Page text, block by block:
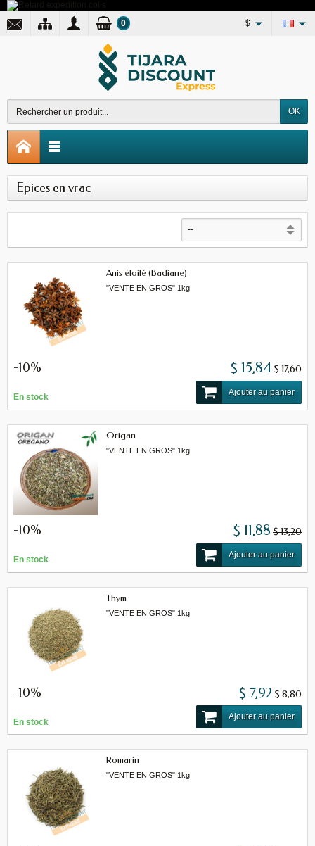
$
OK
0
Epices en vrac
Anis étoilé (Badiane)
"VENTE EN GROS" 1kg
-10% $ 15,84 $ 17,60
En stock
Ajouter au panier
Origan
"VENTE EN GROS" 1kg
-10% $ 11,88 $ 13,20
En stock
Ajouter au panier
Thym
"VENTE EN GROS" 1kg
-10% $ 7,92 $ 8,80
En stock
Ajouter au panier
Romarin
"VENTE EN GROS" 1kg